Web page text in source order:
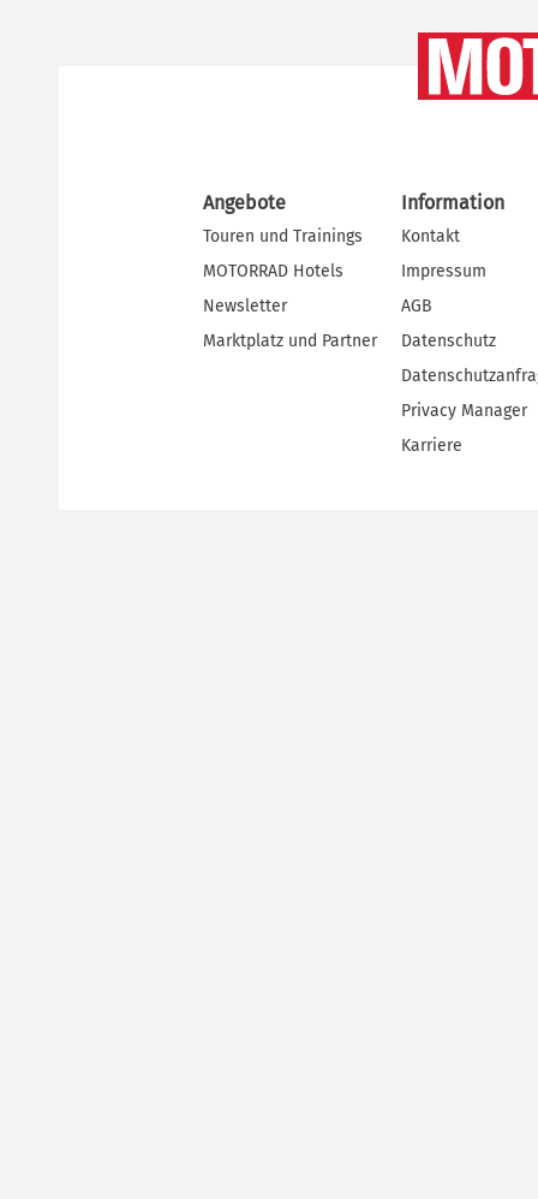
Angebote
Touren und Trainings
MOTORRAD Hotels
Newsletter
Marktplatz und Partner
Information
Kontakt
Impressum
AGB
Datenschutz
Privacy Manager
Karriere